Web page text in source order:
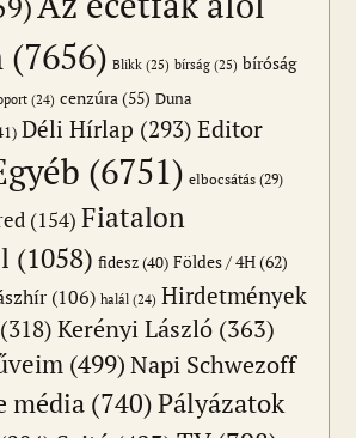
(7656) Blikk (25) bírság (25) bíróság
(24) cenzúra (55) Duna
Déli Hírlap (293) Editor
(6751) elbocsátás (29)
(154) Fiatalon
(1058) fidesz(40) Földes / 4H(62)
(106) halál (24) Hirdetmények
Kerényi László (363)
(499)Napi Schwezoff
média (740)Pályázatok